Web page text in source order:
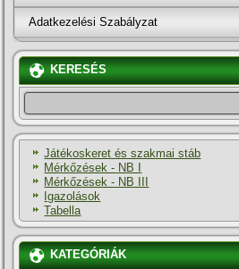
Adatkezelési Szabályzat
KERESÉS
Játékoskeret és szakmai stáb
Mérkőzések - NB I
Mérkőzések - NB III
Igazolások
Tabella
KATEGÓRIÁK